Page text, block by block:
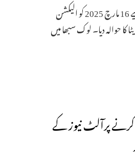
ایل او پی نے اپنے دعوؤں کی تائید کے لیے 16 مارچ 2025 کو الیکشن
کا حوالہ دیا۔ لوک سبھا میں
پرآلٹ نیوز کے